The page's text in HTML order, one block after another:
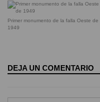
Primer monumento de la falla Oeste de
1949
DEJA UN COMENTARIO